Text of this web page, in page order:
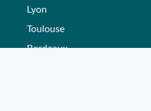
Lyon
Toulouse
Bordeaux